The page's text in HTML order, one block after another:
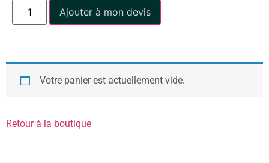
Ajouter à mon devis
Votre panier est actuellement vide.
Retour à la boutique